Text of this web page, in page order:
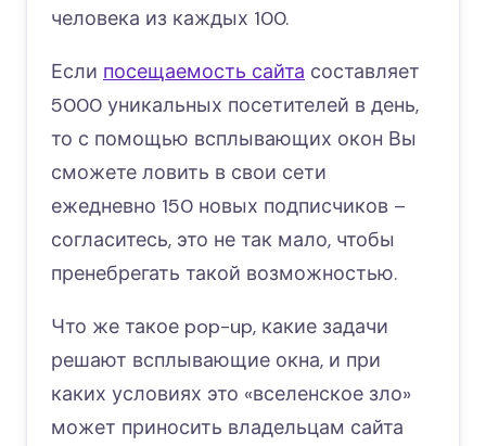
человека из каждых 100.
Если посещаемость сайта составляет
5000 уникальных посетителей в день,
то с помощью всплывающих окон Вы
сможете ловить в свои сети
ежедневно 150 новых подписчиков –
согласитесь, это не так мало, чтобы
пренебрегать такой возможностью.
Что же такое pop-up, какие задачи
решают всплывающие окна, и при
каких условиях это «вселенское зло»
может приносить владельцам сайта